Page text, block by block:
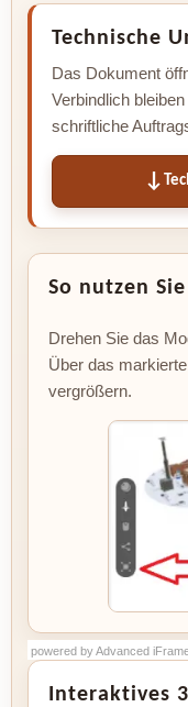
Technische
Das Dokument
Verbindlich
schriftliche
So nutzen
Drehen Sie das
Über das
vergrößern.
powered by Advanced
powered by Advanced
powered by Advanced
powered by Advanced
Interaktives